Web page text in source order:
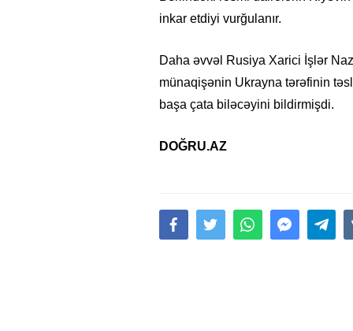
inkar etdiyi vurğulanır.
Daha əvvəl Rusiya Xarici İşlər
münaqişənin Ukrayna tərəfinin
başa çata biləcəyini bildirmişdi.
DOĞRU.AZ